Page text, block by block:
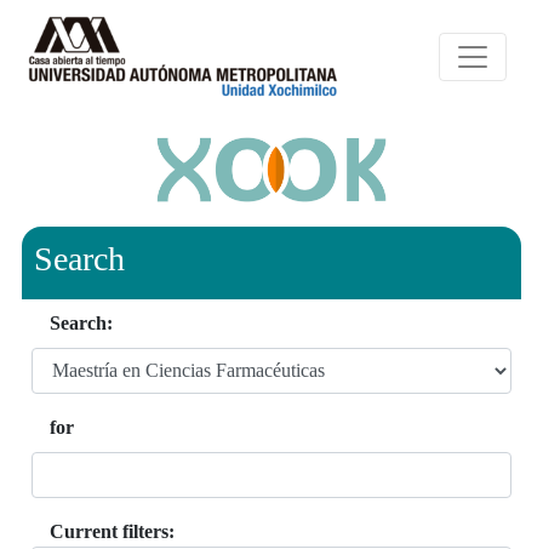
Search
Search:
for
Current filters: